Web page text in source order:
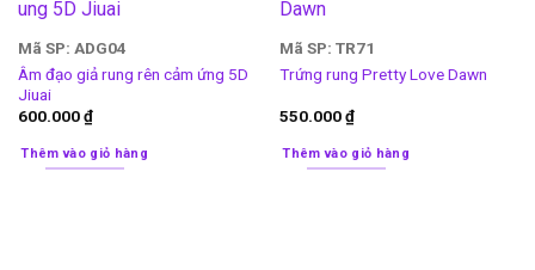
Mã SP: ADG04
Âm đạo giả rung rên cảm ứng 5D
Jiuai
600.000₫
Thêm vào giỏ hàng
Mã SP: TR71
Trứng rung Pretty Love Dawn
550.000₫
Thêm vào giỏ hàng